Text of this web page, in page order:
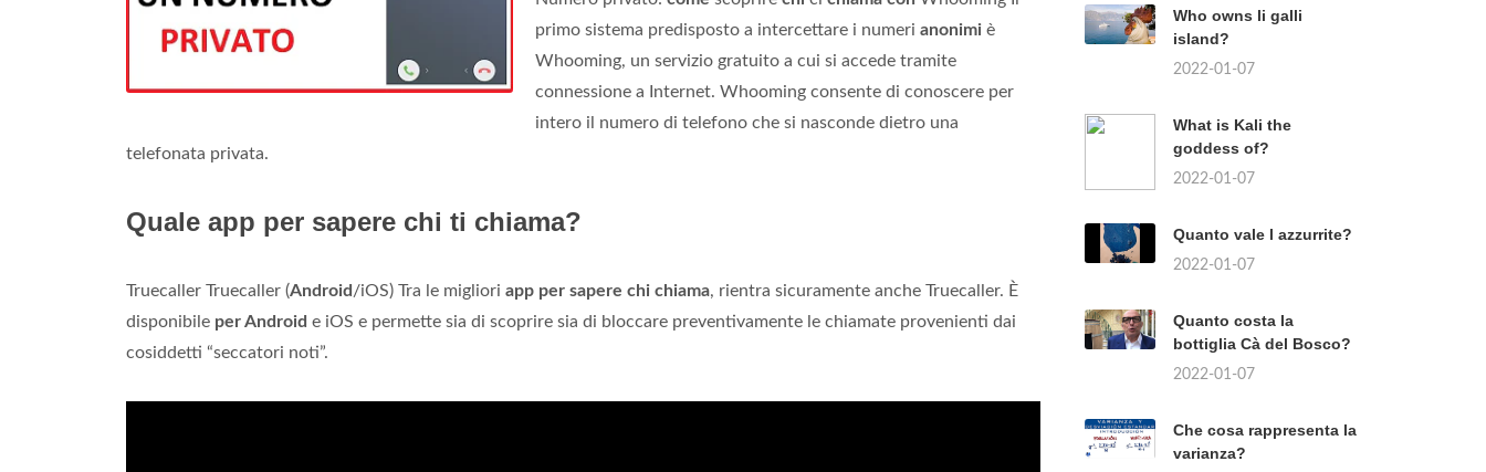
primo sistema predisposto a intercettare i numeri anonimi è
Whooming, un servizio gratuito a cui si accede tramite
connessione a Internet. Whooming consente di conoscere per
intero il numero di telefono che si nasconde dietro una
telefonata privata.
Quale app per sapere chi ti chiama?
Truecaller Truecaller (Android /iOS) Tra le migliori app per sapere chi chiama, rientra sicuramente anche Truecaller. È
disponibile per Android e iOS e permette sia di scoprire sia di bloccare preventivamente le chiamate provenienti dai
cosiddetti “seccatori noti”.
Who owns li galli
island?
2022-01-07
What is Kali the
goddess of?
2022-01-07
Quanto vale l azzurrite?
2022-01-07
Quanto costa la
bottiglia Cà del Bosco?
2022-01-07
Che cosa rappresenta la
varianza?